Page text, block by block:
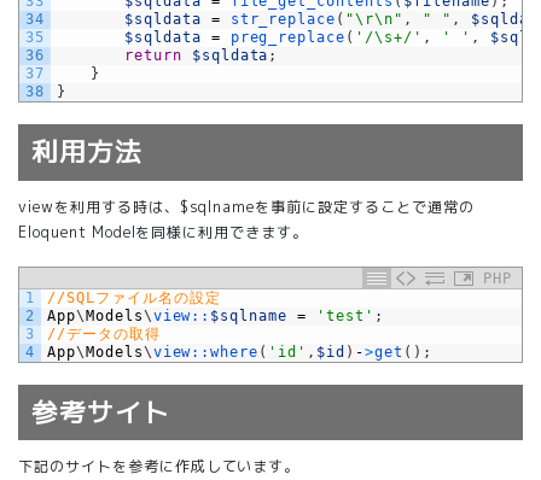
34
35
36
37
38
$sqldata
= str_replace ( "\r\n" , " " ,
$sqldata
= preg_replace ( '/\s+/' , ' ' ,
return
$sqldata ;
}
}
利用方法
viewを利用する時は、$sqlnameを事前に設定することで通常の
Eloquent Modelを同様に利用できます。
PHP
1
2
3
4
//SQLファイル名の設定
App\Models\view:: $sqlname = 'test' ;
//データの取得
App\Models\view::where ( 'id' , $id ) ->get ( ) ;
参考サイト
下記のサイトを参考に作成しています。